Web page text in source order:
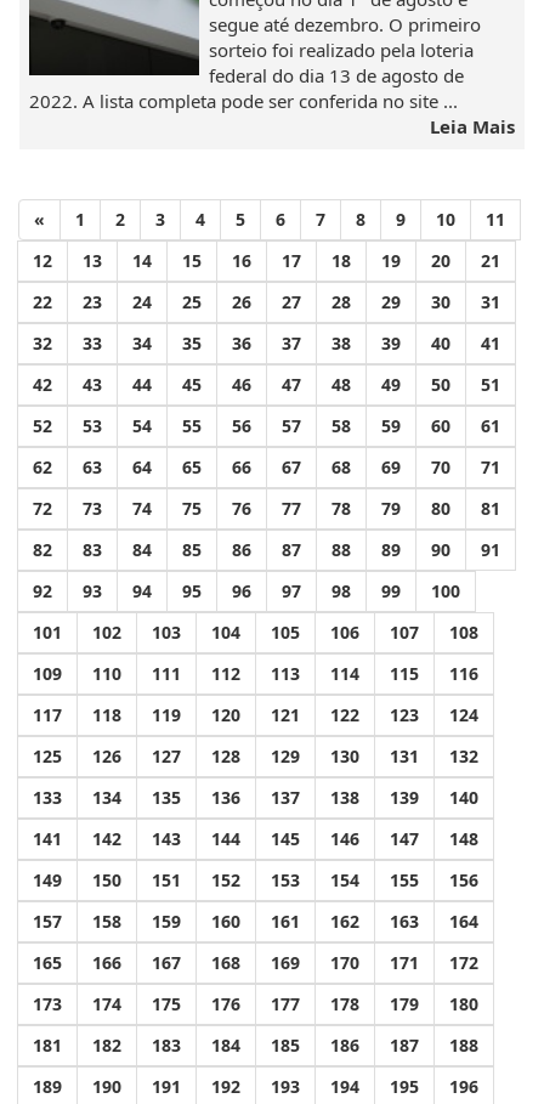
segue até dezembro. O primeiro
sorteio foi realizado pela loteria
federal do dia 13 de agosto de
2022. A lista completa pode ser conferida no site ...
Leia Mais
« 1 2 3 4 5 6 7 8 9 10
11
12
13 14 15 16 17 18 19 20
21
22
23 24 25 26 27 28 29 30
31
32
33 34 35 36 37 38 39 40
41
42
43 44 45 46 47 48 49 50
51
52
53 54 55 56 57 58 59 60
61
62
63 64 65 66 67 68 69 70
71
72
73 74 75 76 77 78 79 80
81
82
83 84 85 86 87 88 89 90
91
92
93 94 95 96 97 98 99
100
101
102 103 104 105 106 107
108
109
110 111 112 113 114 115
116
117
118 119 120 121 122 123
124
125
126 127 128 129 130 131
132
133
134 135 136 137 138 139
140
141
142 143 144 145 146 147
148
149
150 151 152 153 154 155
156
157
158 159 160 161 162 163
164
165
166 167 168 169 170 171
172
173
174 175 176 177 178 179
180
181
182 183 184 185 186 187
188
189
190 191 192 193 194 195 196